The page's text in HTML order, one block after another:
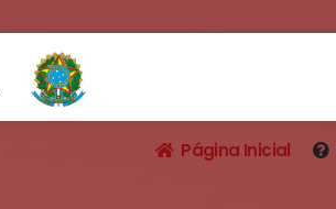
Página Inicial